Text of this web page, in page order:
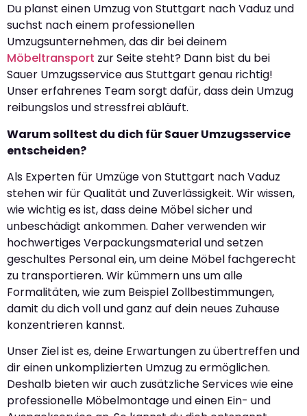
Du planst einen Umzug von Stuttgart nach Vaduz und
suchst nach einem professionellen
Umzugsunternehmen, das dir bei deinem
Möbeltransport zur Seite steht? Dann bist du bei
Sauer Umzugsservice aus Stuttgart genau richtig!
Unser erfahrenes Team sorgt dafür, dass dein Umzug
reibungslos und stressfrei abläuft.
Warum solltest du dich für Sauer Umzugsservice
entscheiden?
Als Experten für Umzüge von Stuttgart nach Vaduz
stehen wir für Qualität und Zuverlässigkeit. Wir wissen,
wie wichtig es ist, dass deine Möbel sicher und
unbeschädigt ankommen. Daher verwenden wir
hochwertiges Verpackungsmaterial und setzen
geschultes Personal ein, um deine Möbel fachgerecht
zu transportieren. Wir kümmern uns um alle
Formalitäten, wie zum Beispiel Zollbestimmungen,
damit du dich voll und ganz auf dein neues Zuhause
konzentrieren kannst.
Unser Ziel ist es, deine Erwartungen zu übertreffen und
dir einen unkomplizierten Umzug zu ermöglichen.
Deshalb bieten wir auch zusätzliche Services wie eine
professionelle Möbelmontage und einen Ein- und